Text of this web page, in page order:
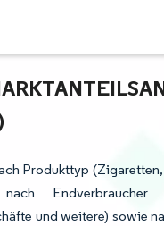
Produkttyp
und weitere) sowie